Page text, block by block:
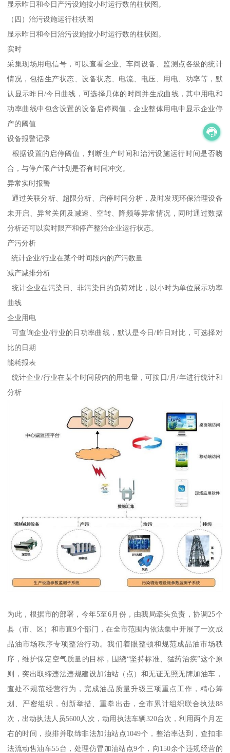
显示昨日和今日产污设施按小时运行数的柱状图。
（四）治污设施运行柱状图
显示昨日和今日治污设施按小时运行数的柱状图。
实时
采集现场用电信号，可以查看企业、车间设备、监测点各级的统计
情况，包括生产状态、设备状态、电流、电压、用电、功率等，默
认显示昨日/今日曲线，可选择具体的时间并生成曲线，其中用电和
功率曲线中包含设置的设备启停阀值，企业整体用电中显示企业停
产的阈值
设备报警记录
根据设置的启停阈值，判断生产时间和治污设施运行时间是否吻
合，与停产限产计划是否有时间冲突。
异常实时报警
通过关联分析、超限分析、启停时间分析，及时发现环保治理设备
未开启、异常关闭及减速、空转、降频等异常情况，同时通过数据
分析还可以实时限产和停产整治企业运行状态。
产污分析
统计企业/行业在某个时间段内的产污数量
减产减排分析
统计企业在污染日、非污染日的负荷对比，以小时为单位展示功率
曲线
企业用电
可查询企业/行业的日功率曲线，默认是今日/昨日对比，可选择对
比的日期
能耗报表
统计企业/行业在某个时间段内的用电量，可按日/月/年进行统计和
分析
为此，根据市的部署，今年5至6月份，由我局牵头负责，协调25个
县（市、区）和市直9个部门，在全市范围内依法集中开展了一次成
品油市场秩序专项整治行动。我们着眼整顿和规范成品油市场秩
序，维护保定空气质量的目标，围绕“坚持标准、猛药治疾”这个原
则，突出取缔违法违规建设加油站（点）和无证无照无牌加油车，
查处不规范经营行为，完成油品质量升级三项重点工作，精心筹
划、严密组织，创新举措、重拳出击，全市累计组织联合执法88
次，出动执法人员5600人次，动用执法车辆320台次，利用两个月左
右的时间，摸排并取缔非法加油站点1049个，整治率达到，查扣非
法流动售油车55台，处理仿冒加油站点9个，向150余个违规经营的